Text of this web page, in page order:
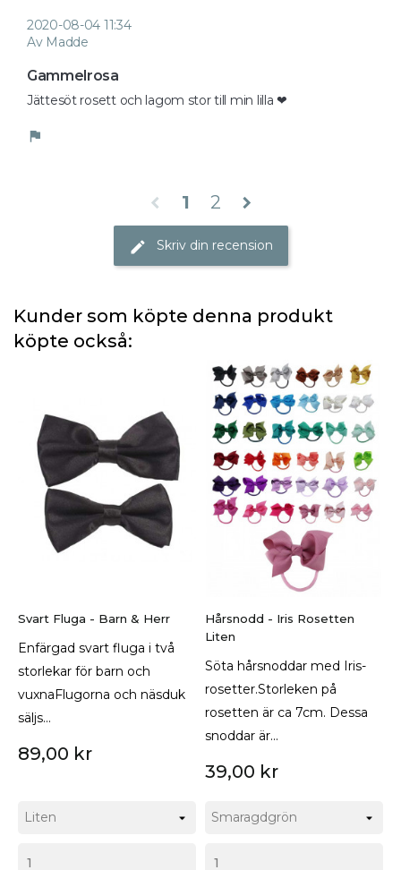
2020-08-04 11:34
Av Madde
Gammelrosa
Jättesöt rosett och lagom stor till min lilla ❤
flag
chevron_left 1 2 chevron_right
edit Skriv din recension
Kunder som köpte denna produkt
köpte också:
Svart Fluga - Barn & Herr
Enfärgad svart fluga i två
storlekar för barn och
vuxnaFlugorna och näsduk
säljs...
89,00 kr
Hårsnodd - Iris Rosetten
Liten
Söta hårsnoddar med Iris-
rosetter.Storleken på
rosetten är ca 7cm. Dessa
snoddar är...
39,00 kr